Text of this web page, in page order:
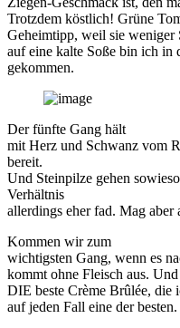
Trotzdem köstlich! Grüne
Geheimtipp, weil sie weniger
auf eine kalte Soße bin ich in
gekommen.
Der fünfte Gang hält
mit Herz und Schwanz vom
bereit.
Und Steinpilze gehen
Verhältnis
allerdings eher fad. Mag
Kommen wir zum
wichtigsten Gang, wenn es
kommt ohne Fleisch aus.
DIE beste Crème Brûlée, die
auf jeden Fall eine der besten.